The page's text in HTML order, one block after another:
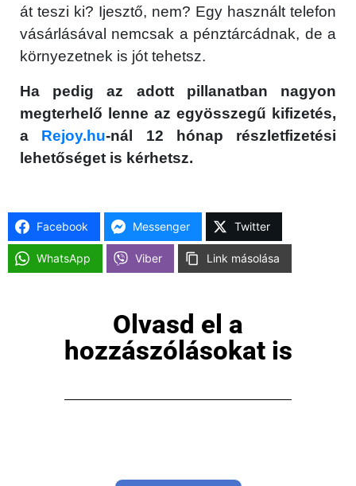
át teszi ki? Ijesztő, nem? Egy használt telefon
vásárlásával nemcsak a pénztárcádnak, de a
környezetnek is jót tehetsz.
Ha pedig az adott pillanatban nagyon
megterhelő lenne az egyösszegű kifizetés,
a Rejoy.hu-nál 12 hónap részletfizetési
lehetőséget is kérhetsz.
Facebook Messenger Twitter
WhatsApp Viber Link másolása
Olvasd el a
hozzászólásokat is
GYIK
Használt Apple
Apple szerviz